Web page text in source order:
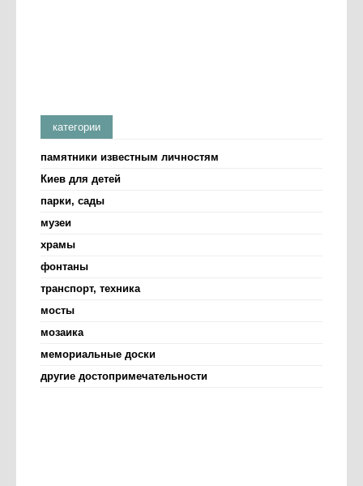
категории
памятники известным личностям
Киев для детей
парки, сады
музеи
храмы
фонтаны
транспорт, техника
мосты
мозаика
мемориальные доски
другие достопримечательности